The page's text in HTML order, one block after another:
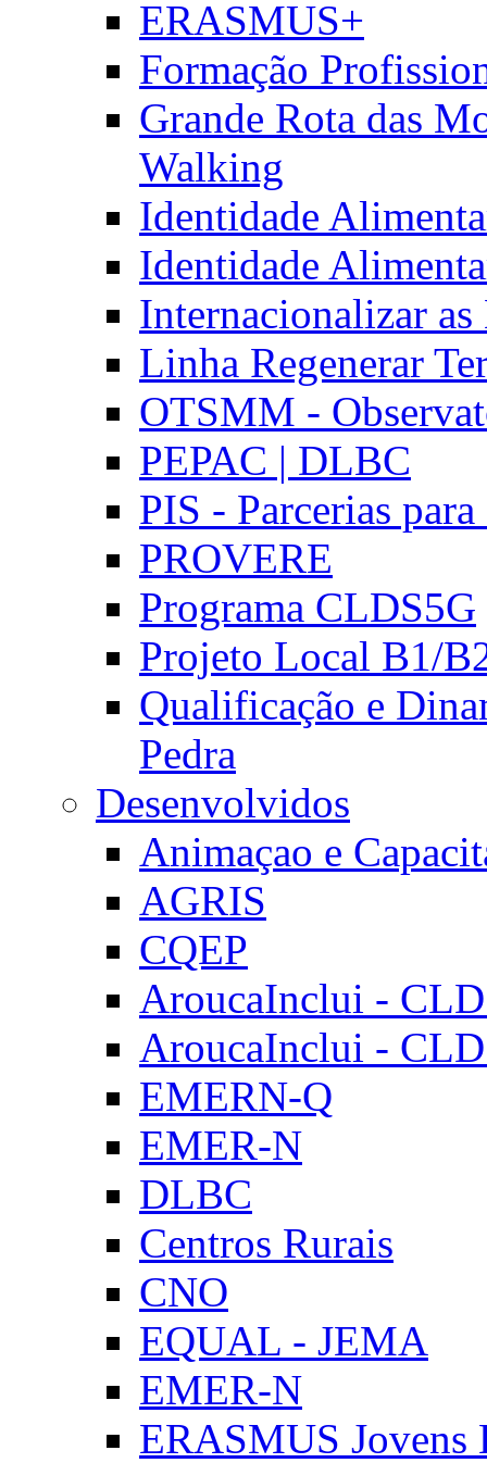
ERASMUS+
Formação
Grande Rota das
Walking
Identidade
Identidade
Internacionalizar
Linha Regenerar
OTSMM -
PEPAC | DLBC
PIS - Parcerias
PROVERE
Programa CLDS5G
Projeto Local B1/
Qualificação e
Pedra
Desenvolvidos
Animaçao e
AGRIS
CQEP
AroucaInclui -
AroucaInclui -
EMERN-Q
EMER-N
DLBC
Centros Rurais
CNO
EQUAL - JEMA
EMER-N
ERASMUS Jovens